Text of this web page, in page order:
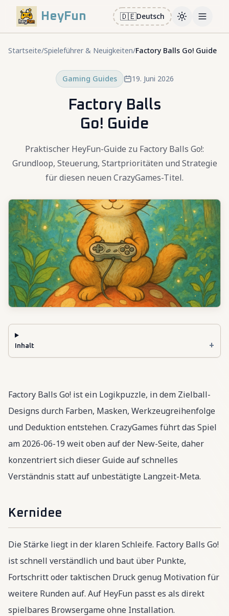
HeyFun 🇩🇪Deutsch ToggleOpen
Startseite/Spieleführer & Neuigkeiten/Factory Balls Go! Guide
Gaming Guides 19. Juni 2026
Factory Balls
Go! Guide
Praktischer HeyFun-Guide zu Factory Balls Go!:
Grundloop, Steuerung, Startprioritäten und Strategie
für diesen neuen CrazyGames-Titel.
Inhalt +
Factory Balls Go! ist ein Logikpuzzle, in dem Zielball-
Designs durch Farben, Masken, Werkzeugreihenfolge
und Deduktion entstehen. CrazyGames führt das Spiel
am 2026-06-19 weit oben auf der New-Seite, daher
konzentriert sich dieser Guide auf schnelles
Verständnis statt auf unbestätigte Langzeit-Meta.
Kernidee
Die Stärke liegt in der klaren Schleife. Factory Balls Go!
ist schnell verständlich und baut über Punkte,
Fortschritt oder taktischen Druck genug Motivation für
weitere Runden auf. Auf HeyFun passt es als direkt
spielbares Browsergame ohne Installation.